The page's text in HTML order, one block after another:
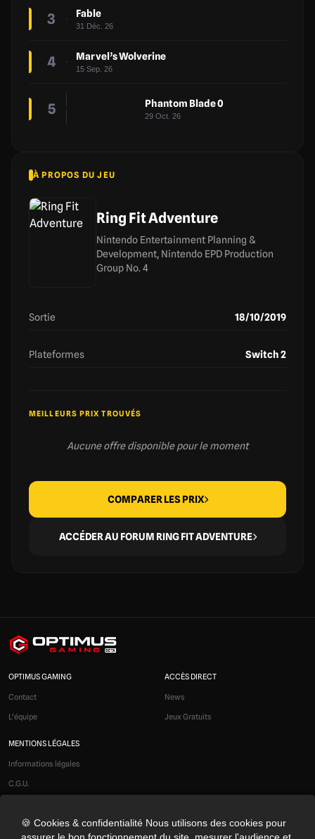
3 Fable
31 Déc. 26
4 Marvel’s Wolverine
15 Sep. 26
5 Phantom Blade 0
29 Oct. 26
À PROPOS DU JEU
Ring Fit Adventure
Nintendo Entertainment Planning &
Development, Nintendo EPD Production
Group No. 4
Sortie 18/10/2019
Plateformes Switch 2
MEILLEURS PRIX TROUVÉS
Aucune offre disponible pour le moment
COMPARER LES PRIX
ACCÉDER AU FORUM RING FIT ADVENTURE
OPTIMUS GAMING
Contact
L'équipe
ACCÈS DIRECT
News
Jeux Gratuits
MENTIONS LÉGALES
Informations légales
C.G.U.
Modération
🍪 Cookies & confidentialité Nous utilisons des cookies pour